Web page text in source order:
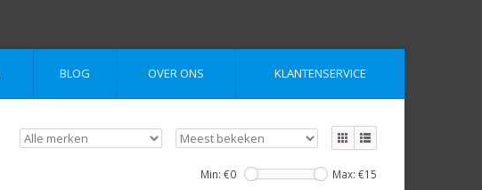
BLOG OVER ONS KLANTENSERVICE
Min: €0 Max: €15